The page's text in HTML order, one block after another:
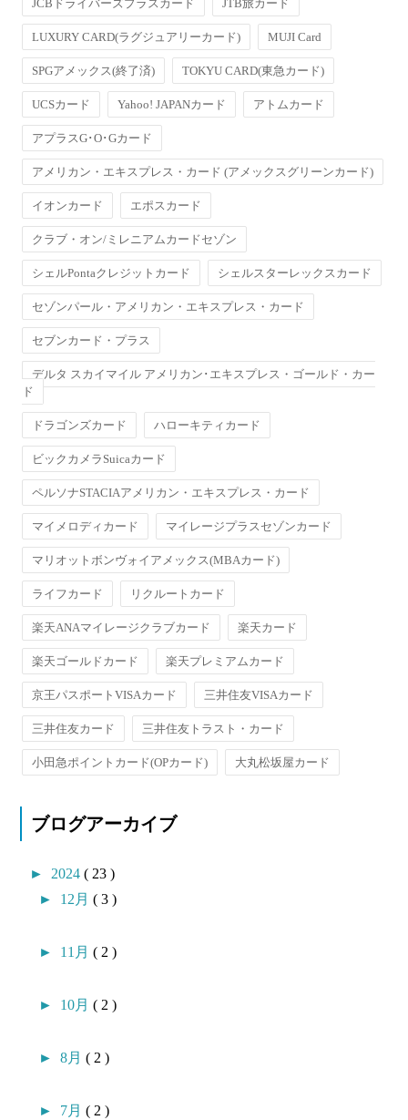
JCBドライバーズプラスカード JTB旅カード
LUXURY CARD(ラグジュアリーカード) MUJI Card
SPGアメックス(終了済) TOKYU CARD(東急カード)
UCSカード Yahoo! JAPANカード アトムカード
アプラスG･O･Gカード
アメリカン・エキスプレス・カード (アメックスグリーンカード)
イオンカード エポスカード
クラブ・オン/ミレニアムカードセゾン
シェルPontaクレジットカード シェルスターレックスカード
セゾンパール・アメリカン・エキスプレス・カード
セブンカード・プラス
デルタ スカイマイル アメリカン･エキスプレス・ゴールド・カー
ド
ドラゴンズカード ハローキティカード
ビックカメラSuicaカード
ペルソナSTACIAアメリカン・エキスプレス・カード
マイメロディカード マイレージプラスセゾンカード
マリオットボンヴォイアメックス(MBAカード)
ライフカード リクルートカード
楽天ANAマイレージクラブカード 楽天カード
楽天ゴールドカード 楽天プレミアムカード
京王パスポートVISAカード 三井住友VISAカード
三井住友カード 三井住友トラスト・カード
小田急ポイントカード(OPカード) 大丸松坂屋カード
ブログアーカイブ
► 2024( 23 )
► 12月( 3 )
► 11月( 2 )
► 10月( 2 )
►8月( 2 )
► 7月( 2 )